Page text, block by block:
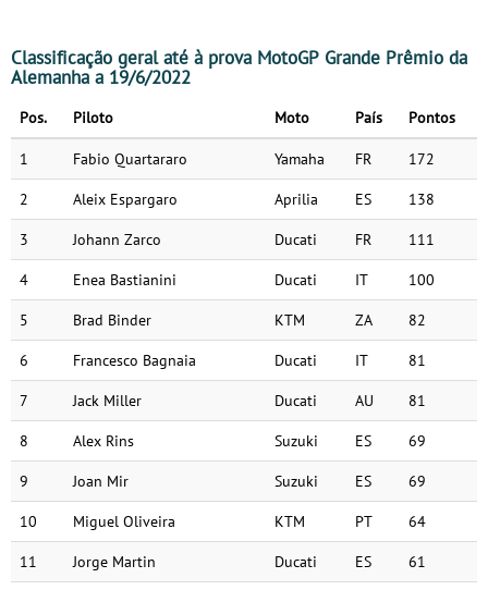
Classificação geral até à prova MotoGP Grande Prêmio da
Alemanha a 19/6/2022
Pos. Piloto Moto País Pontos
1 Fabio Quartararo Yamaha FR 172
2 Aleix Espargaro Aprilia ES 138
3 Johann Zarco Ducati FR 111
4 Enea Bastianini Ducati IT 100
5 Brad Binder KTM ZA 82
6 Francesco Bagnaia Ducati IT 81
7 Jack Miller Ducati AU 81
8 Alex Rins Suzuki ES 69
9 Joan Mir Suzuki ES 69
10 Miguel Oliveira KTM PT 64
11 Jorge Martin Ducati ES 61